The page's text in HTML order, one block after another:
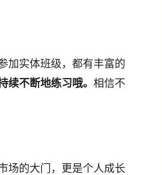
加实体班级，都有丰富的
续不断地练习哦。 相信不
场的大门，更是个人成长